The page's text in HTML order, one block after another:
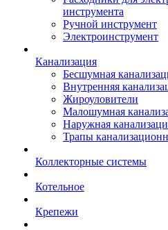
инструмента
Ручной инструмент
Электроинструмент
Канализация
Бесшумная
Внутренняя
Жироуловители
Малошумная
Наружная
Трапы
Коллекторные системы
Котельное
Крепежи